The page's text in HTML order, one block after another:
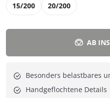
15/200 20/200
AB
Besonders belastbares
Handgeflochtene Details